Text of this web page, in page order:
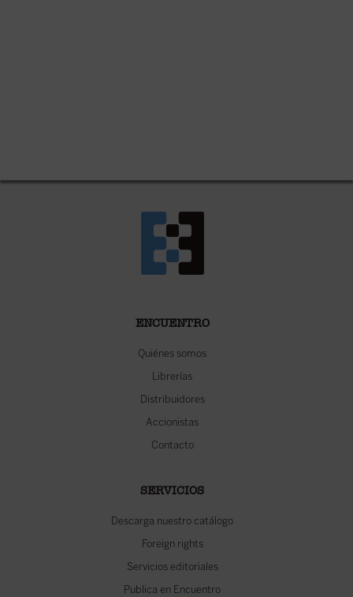
ENCUENTRO
Quiénes somos
Librerías
Distribuidores
Accionistas
Contacto
SERVICIOS
Descarga nuestro catálogo
Foreign rights
Servicios editoriales
Publica en Encuentro